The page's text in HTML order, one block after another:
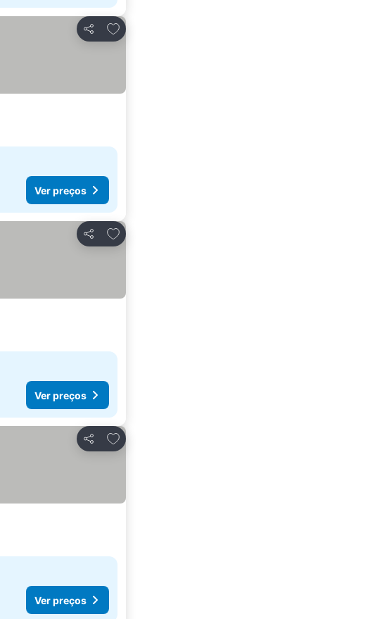
Partilhar
Adicionar aos favoritos
Ver preços
Partilhar
Adicionar aos favoritos
Ver preços
Partilhar
Adicionar aos favoritos
Ver preços